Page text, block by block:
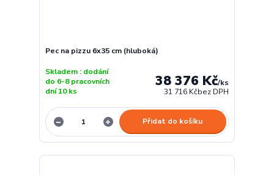
Pec na pizzu 6x35 cm (hluboká)
38 376 Kč/ks
31 716 Kčbez DPH
Skladem : dodání
do 6-8 pracovních
dní 10 ks
Přidat do košíku